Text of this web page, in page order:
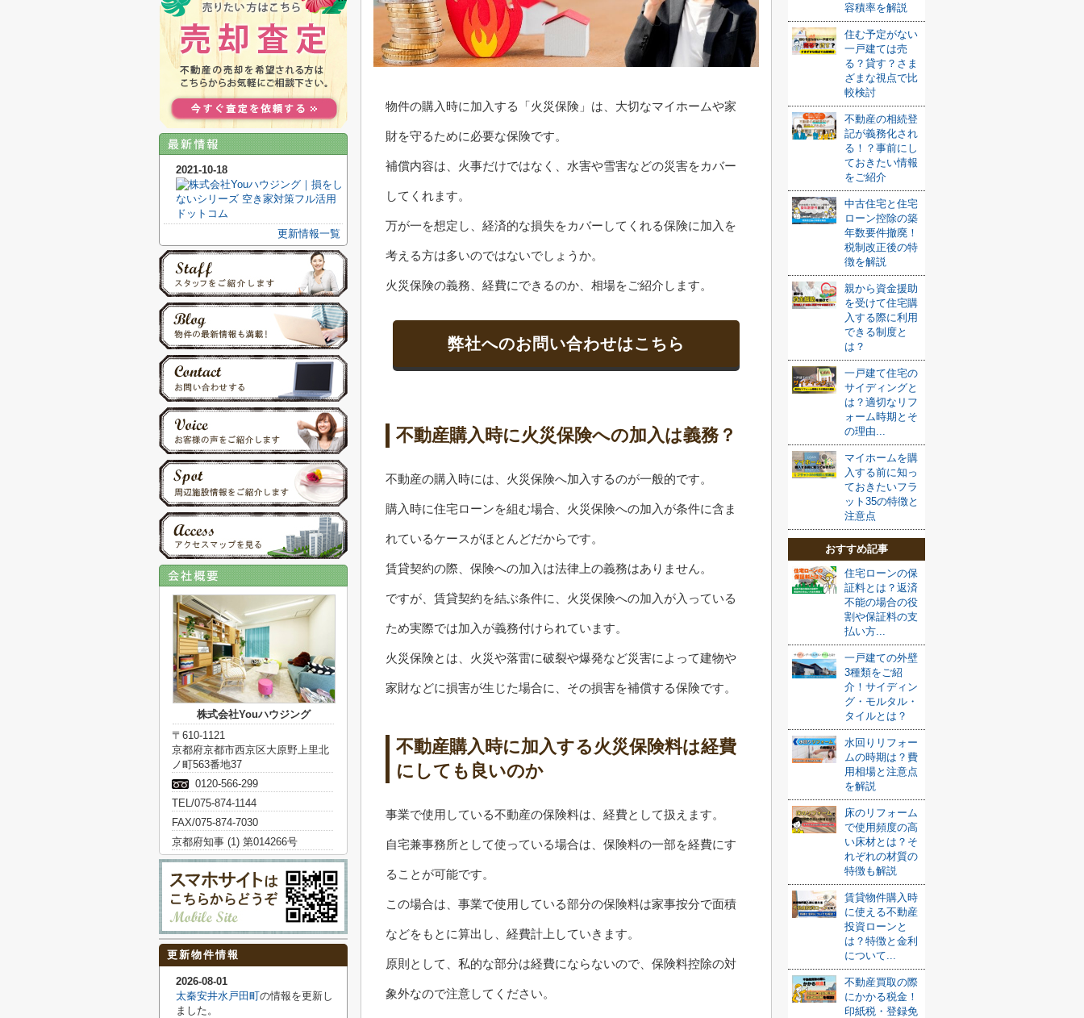
物件の購入時に加入する「火災保険」は、大切なマイホームや家
財を守るために必要な保険です。
補償内容は、火事だけではなく、水害や雪害などの災害をカバー
してくれます。
万が一を想定し、経済的な損失をカバーしてくれる保険に加入を
考える方は多いのではないでしょうか。
火災保険の義務、経費にできるのか、相場をご紹介します。
弊社へのお問い合わせはこちら
不動産購入時に火災保険への加入は義務？
不動産の購入時には、火災保険へ加入するのが一般的です。
購入時に住宅ローンを組む場合、火災保険への加入が条件に含ま
れているケースがほとんどだからです。
賃貸契約の際、保険への加入は法律上の義務はありません。
ですが、賃貸契約を結ぶ条件に、火災保険への加入が入っている
ため実際では加入が義務付けられています。
火災保険とは、火災や落雷に破裂や爆発など災害によって建物や
家財などに損害が生じた場合に、その損害を補償する保険です。
不動産購入時に加入する火災保険料は経費
にしても良いのか
事業で使用している不動産の保険料は、経費として扱えます。
自宅兼事務所として使っている場合は、保険料の一部を経費にす
ることが可能です。
この場合は、事業で使用している部分の保険料は家事按分で面積
などをもとに算出し、経費計上していきます。
原則として、私的な部分は経費にならないので、保険料控除の対
象外なので注意してください。
容積率を解説
住む予定がない
一戸建ては売
る？貸す？さま
ざまな視点で比
較検討
不動産の相続登
記が義務化され
る！？事前にし
ておきたい情報
をご紹介
中古住宅と住宅
ローン控除の築
年数要件撤廃！
税制改正後の特
徴を解説
親から資金援助
を受けて住宅購
入する際に利用
できる制度と
は？
一戸建て住宅の
サイディングと
は？適切なリフ
ォーム時期とそ
の理由...
マイホームを購
入する前に知っ
ておきたいフラ
ット35の特徴と
注意点
おすすめ記事
住宅ローンの保
証料とは？返済
不能の場合の役
割や保証料の支
払い方...
一戸建ての外壁
3種類をご紹
介！サイディン
グ・モルタル・
タイルとは？
水回りリフォー
ムの時期は？費
用相場と注意点
を解説
床のリフォーム
で使用頻度の高
い床材とは？そ
れぞれの材質の
特徴も解説
賃貸物件購入時
に使える不動産
投資ローンと
は？特徴と金利
について...
不動産買取の際
にかかる税金！
印紙税・登録免
2021-10-18
更新情報一覧
株式会社Youハウジング
〒610-1121
京都府京都市西京区大原野上里北
ノ町563番地37
0120-566-299
TEL/075-874-1144
FAX/075-874-7030
京都府知事 (1) 第014266号
更新物件情報
2026-08-01
太秦安井水戸田町の情報を更新し
ました。